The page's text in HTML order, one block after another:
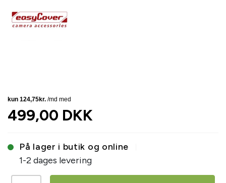
499,00 DKK
På lager i butik og online
1-2 dages levering